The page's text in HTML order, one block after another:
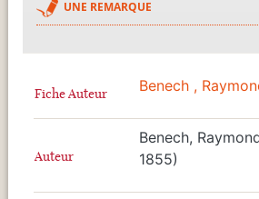
UNE REMARQUE
Fiche Auteur Benech ,
Auteur
Benech,
1855)